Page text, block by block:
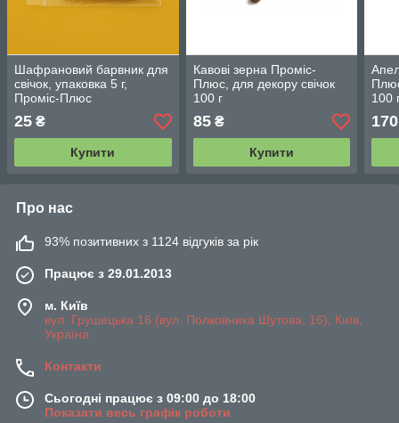
Шафрановий барвник для
свічок, упаковка 5 г,
Проміс-Плюс
25 ₴
Купити
Кавові зерна Проміс-
Плюс, для декору свічок
100 г
85₴
Купити
100
170
Про нас
93% позитивних з 1124 відгуків за рік
Працює з 29.01.2013
м. Київ
вул. Грушецька 16 (вул. Полковника Шутова, 16), Київ,
Україна
Контакти
Сьогодні працює з 09:00 до 18:00
Показати весь графік роботи